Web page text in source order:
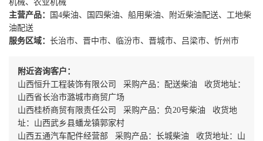
机械、农业机械
主营产品：
国4柴油、国四柴油、船用柴油、附近柴油配送、工地柴
油配送
服务区域： 长治市、晋中市、临汾市、晋城市、吕梁市、忻州市
附近咨询客户：
山西恒升工程装饰有限公司 采购产品：配送柴油 收货地址：
山西省长治市潞城市商贸广场
山西桂桥商贸有限责任公司 采购产品：负20号柴油 收货地
址：山西武乡县蟠龙镇郭家村
山西五通汽车配件经营部 采购产品：长城柴油 收货地址：山